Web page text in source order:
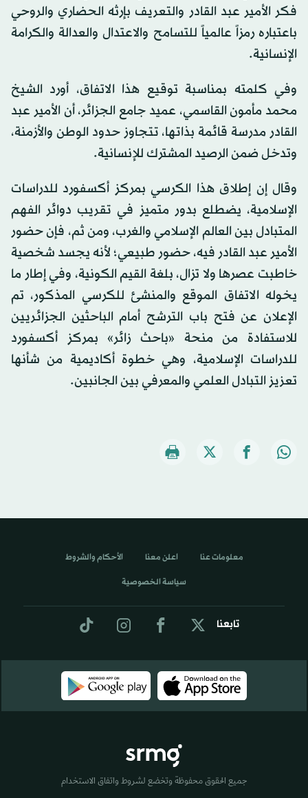
فكر الأمير عبد القادر والتعريف بإرثه الحضاري والروحي
باعتباره رمزاً عالمياً للتسامح والاعتدال والعدالة والكرامة
الإنسانية.
وفي كلمته بمناسبة توقيع هذا الاتفاق، أورد الشيخ
محمد مأمون القاسمي، عميد جامع الجزائر، أن الأمير عبد
القادر مدرسة قائمة بذاتها، تتجاوز حدود الوطن والأزمنة،
وتدخل ضمن الرصيد المشترك للإنسانية.
وقال إن إطلاق هذا الكرسي بمركز أكسفورد للدراسات
الإسلامية، يضطلع بدور متميز في تقريب دوائر الفهم
المتبادل بين العالم الإسلامي والغرب، ومن ثم، فإن حضور
الأمير عبد القادر فيه، حضور طبيعي؛ لأنه يجسد شخصية
خاطبت عصرها ولا تزال، بلغة القيم الكونية، وفي إطار ما
يخوله الاتفاق الموقع والمنشئ للكرسي المذكور، تم
الإعلان عن فتح باب الترشح أمام الباحثين الجزائريين
للاستفادة من منحة «باحث زائر» بمركز أكسفورد
للدراسات الإسلامية، وهي خطوة أكاديمية من شأنها
تعزيز التبادل العلمي والمعرفي بين الجانبين.
تابعنا
معلومات عنا اعلن معنا الأحكام والشروط
سياسة الخصوصية
جميع الحقوق محفوظة وتخضع لشروط واتفاق الاستخدام